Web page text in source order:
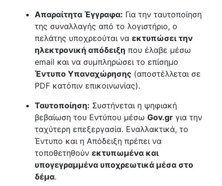
Απαραίτητα Έγγραφα: Για την ταυτοποίηση
της συναλλαγής από το λογιστήριο, ο
πελάτης υποχρεούται να εκτυπώσει την
ηλεκτρονική απόδειξη που έλαβε μέσω
email και να συμπληρώσει το επίσημο
Έντυπο Υπαναχώρησης (αποστέλλεται σε
PDF κατόπιν επικοινωνίας).
Ταυτοποίηση: Συστήνεται η ψηφιακή
βεβαίωση του Εντύπου μέσω Gov.gr για την
ταχύτερη επεξεργασία. Εναλλακτικά, το
Έντυπο και η Απόδειξη πρέπει να
τοποθετηθούν εκτυπωμένα και
υπογεγραμμένα υποχρεωτικά μέσα στο
δέμα.